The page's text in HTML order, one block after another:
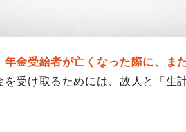
年金受給者が亡くなった際に、ま
を受け取るためには、故人と「生